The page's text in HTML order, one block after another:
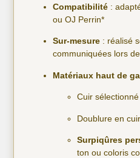
Compatibilité :
ou OJ Perrin*
Sur-mesure : réalisé
communiquées lors
Matériaux haut de
Cuir
Doublure en
Surpiqûres
ton ou coloris